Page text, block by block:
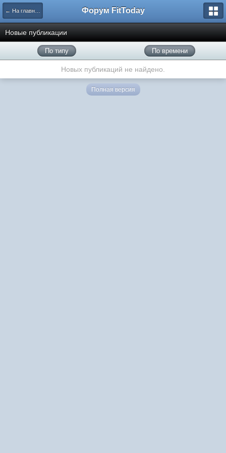
← На главную Форум FitToday
Новые публикации
По типу По времени
Новых публикаций не найдено.
Полная версия